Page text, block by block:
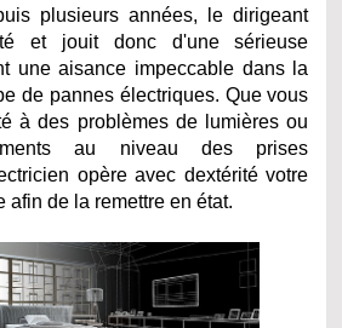
plusieurs années, le dirigeant
et jouit donc d'une sérieuse
une aisance impeccable dans la
de pannes électriques. Que vous
à des problèmes de lumières ou
au niveau des prises
opère avec dextérité votre
afin de la remettre en état.